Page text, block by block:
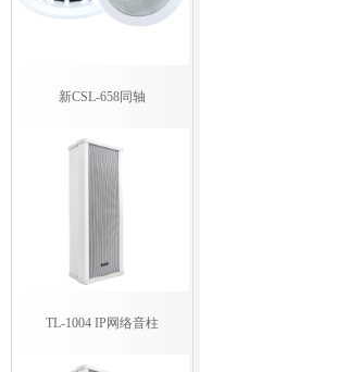
新CSL-658同轴
TL-1004 IP网络音柱